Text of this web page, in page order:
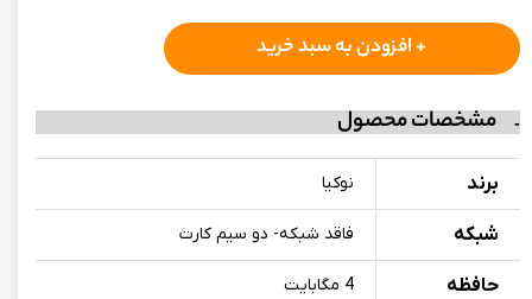
+ افزودن به سبد خرید
مشخصات محصول
برند نوکیا
شبکه فاقد شبکه- دو سیم کارت
حافظه 4 مگابایت